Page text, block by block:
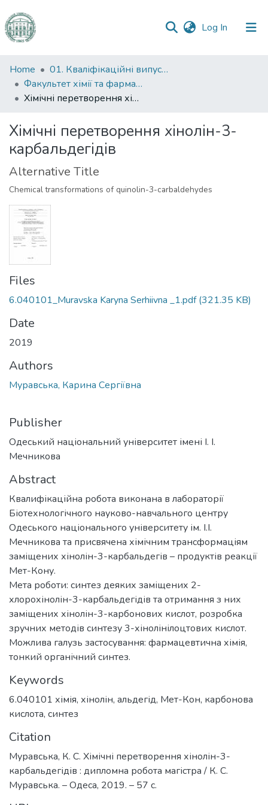
Log In (current)
Communities
&
Collections
Statistics
Home
01. Кваліфікаційні випускні роботи здобувачів вищої освіти
Факультет хімії та фармації
Хімічні перетворення хінолін-3-карбальдегідів
Хімічні перетворення хінолін-3-
карбальдегідів
Alternative Title
Сhemical transformations of quinolin-3-carbaldehydes
Files
6.040101_Muravska Karyna Serhiivna _1.pdf(321.35 KB)
Date
2019
Authors
Муравська, Карина Сергіївна
Publisher
Одеський національний університет імені І. І.
Мечникова
Abstract
Квалифікаційна робота виконана в лабораторії
Біотехнологічного науково-навчального центру
Одеського національного університету ім. І.І.
Мечникова та присвячена хімічним трансформаціям
заміщених хінолін-3-карбальдегів – продуктів реакції
Мет-Кону.
Мета роботи: синтез деяких заміщених 2-
хлорохінолін-3-карбальдегідів та отримання з них
заміщених хінолін-3-карбонових кислот, розробка
зручних методів синтезу 3-хінолінілоцтових кислот.
Можлива галузь застосування: фармацевтична хімія,
тонкий органічний синтез.
Keywords
6.040101 хімія, хінолін, альдегід, Мет-Кон, карбонова
кислота, синтез
Citation
Муравська, К. С. Хімічні перетворення хінолін-3-
карбальдегідів : дипломна робота магістра / К. С.
Муравська. – Одеса, 2019. – 57 с.